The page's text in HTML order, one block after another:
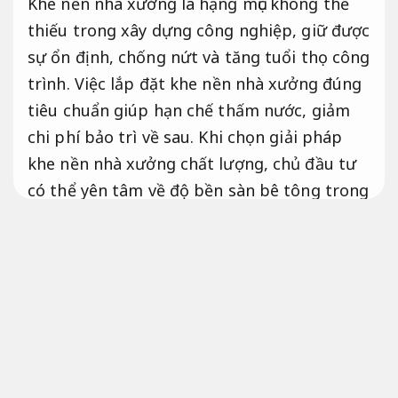
thiếu trong xây dựng công nghiệp, giữ được
sự ổn định, chống nứt và tăng tuổi thọ công
trình. Việc lắp đặt khe nền nhà xưởng đúng
tiêu chuẩn giúp hạn chế thấm nước, giảm
chi phí bảo trì về sau. Khi chọn giải pháp
khe nền nhà xưởng chất lượng, chủ đầu tư
có thể yên tâm về độ bền sàn bê tông trong